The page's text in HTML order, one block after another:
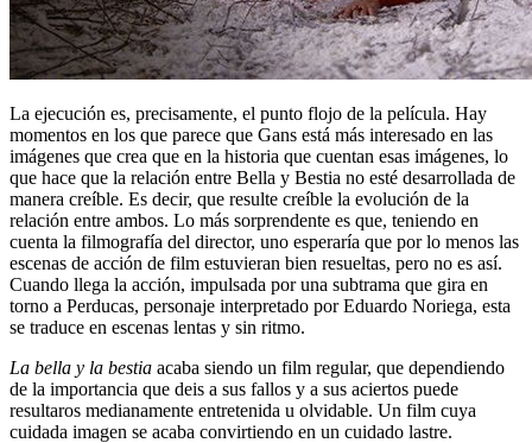
La ejecución es, precisamente, el punto flojo de la película. Hay
momentos en los que parece que Gans está más interesado en las
imágenes que crea que en la historia que cuentan esas imágenes, lo
que hace que la relación entre Bella y Bestia no esté desarrollada de
manera creíble. Es decir, que resulte creíble la evolución de la
relación entre ambos. Lo más sorprendente es que, teniendo en
cuenta la filmografía del director, uno esperaría que por lo menos las
escenas de acción de film estuvieran bien resueltas, pero no es así.
Cuando llega la acción, impulsada por una subtrama que gira en
torno a Perducas, personaje interpretado por Eduardo Noriega, esta
se traduce en escenas lentas y sin ritmo.
La bella y la bestia acaba siendo un film regular, que dependiendo
de la importancia que deis a sus fallos y a sus aciertos puede
resultaros medianamente entretenida u olvidable. Un film cuya
cuidada imagen se acaba convirtiendo en un cuidado lastre.